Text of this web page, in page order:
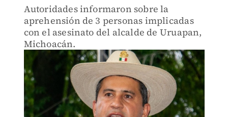
Autoridades informaron sobre la
aprehensión de 3 personas implicadas
con el asesinato del alcalde de Uruapan,
Michoacán.